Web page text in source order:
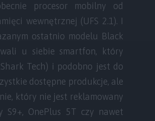
procesor mobilny od
wewnętrznej (UFS 2.1). I
ostatnio modelu Black
u siebie smartfon, który
Tech) i podobno jest do
dostępne produkcje, ale
który nie jest reklamowany
S9+, OnePlus 5T czy nawet